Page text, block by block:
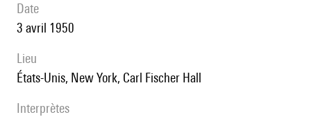
date
3 avril 1950
lieu
États-Unis, New York, Carl Fischer Hall
interprètes